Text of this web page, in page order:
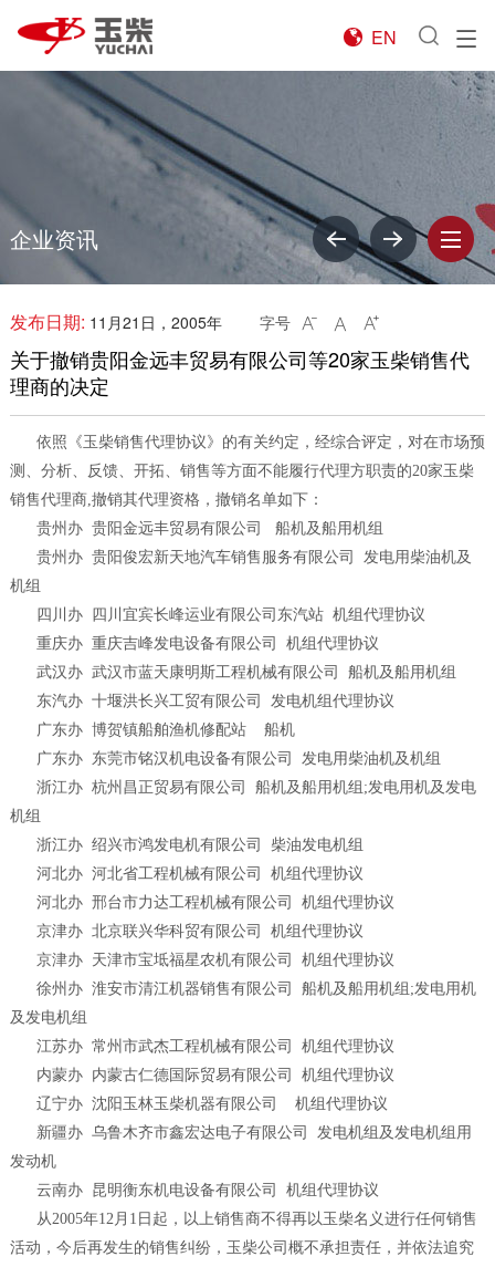

EN
企业资讯
发布日期: 11月21日，2005年 字号   
关于撤销贵阳金远丰贸易有限公司等20家玉柴销售代
理商的决定
依照《玉柴销售代理协议》的有关约定，经综合评定，对在市场预
测、分析、反馈、开拓、销售等方面不能履行代理方职责的20家玉柴
销售代理商,撤销其代理资格，撤销名单如下：
贵州办 贵阳金远丰贸易有限公司 船机及船用机组
贵州办 贵阳俊宏新天地汽车销售服务有限公司 发电用柴油机及
机组
四川办 四川宜宾长峰运业有限公司东汽站 机组代理协议
重庆办 重庆吉峰发电设备有限公司 机组代理协议
武汉办 武汉市蓝天康明斯工程机械有限公司 船机及船用机组
东汽办 十堰洪长兴工贸有限公司 发电机组代理协议
广东办 博贺镇船舶渔机修配站 船机
广东办 东莞市铭汉机电设备有限公司 发电用柴油机及机组
浙江办 杭州昌正贸易有限公司 船机及船用机组;发电用机及发电
机组
浙江办 绍兴市鸿发电机有限公司 柴油发电机组
河北办 河北省工程机械有限公司 机组代理协议
河北办 邢台市力达工程机械有限公司 机组代理协议
京津办 北京联兴华科贸有限公司 机组代理协议
京津办 天津市宝坻福星农机有限公司 机组代理协议
徐州办 淮安市清江机器销售有限公司 船机及船用机组;发电用机
及发电机组
江苏办 常州市武杰工程机械有限公司 机组代理协议
内蒙办 内蒙古仁德国际贸易有限公司 机组代理协议
辽宁办 沈阳玉林玉柴机器有限公司 机组代理协议
新疆办 乌鲁木齐市鑫宏达电子有限公司 发电机组及发电机组用
发动机
云南办 昆明衡东机电设备有限公司 机组代理协议
从2005年12月1日起，以上销售商不得再以玉柴名义进行任何销售
活动，今后再发生的销售纠纷，玉柴公司概不承担责任，并依法追究